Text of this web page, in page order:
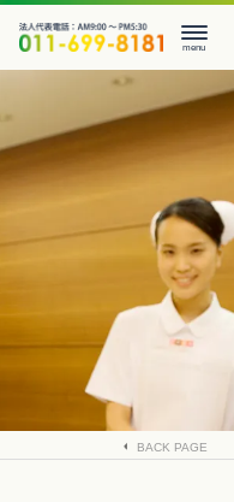
menu
報
BACK PAGE